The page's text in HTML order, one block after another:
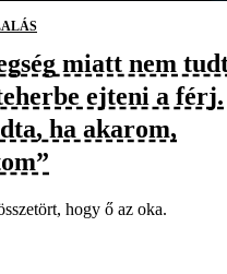
miatt nem
ejteni a férj.
ha akarom,
hogy ő az oka.